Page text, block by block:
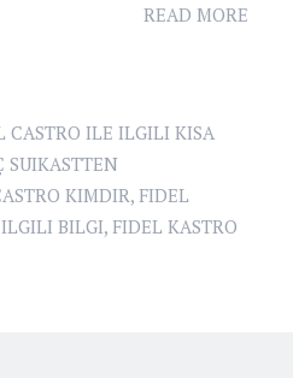
READ MORE
CASTRO ILE ILGILI KISA
SUIKASTTEN
KIMDIR, FIDEL
BILGI, FIDEL KASTRO